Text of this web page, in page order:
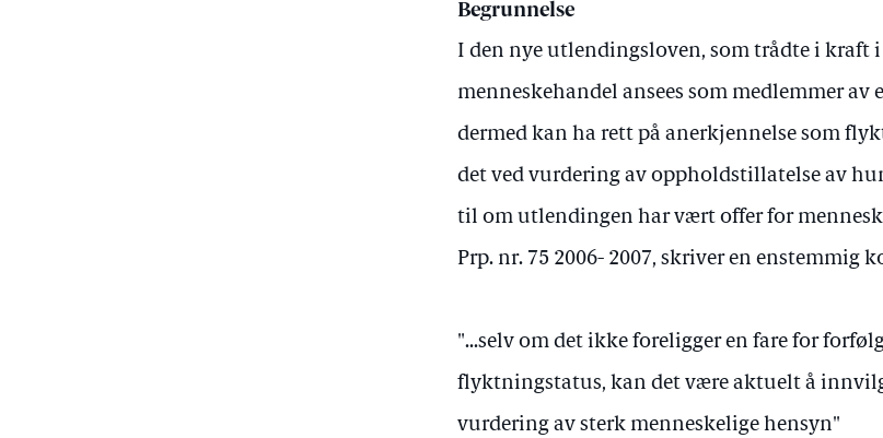
Begrunnelse
I den nye utlendingsloven, som trådte i kraft i
menneskehandel ansees som medlemmer av
dermed kan ha rett på anerkjennelse som
det ved vurdering av oppholdstillatelse av
til om utlendingen har vært offer for
Prp. nr. 75 2006- 2007, skriver en
"...selv om det ikke foreligger en fare for
flyktningstatus, kan det være aktuelt å
vurdering av sterk menneskelige hensyn"